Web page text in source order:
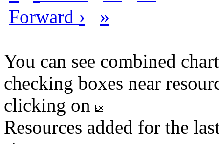
Forward › »
You can see combined
checking boxes near
clicking on
Resources added for the